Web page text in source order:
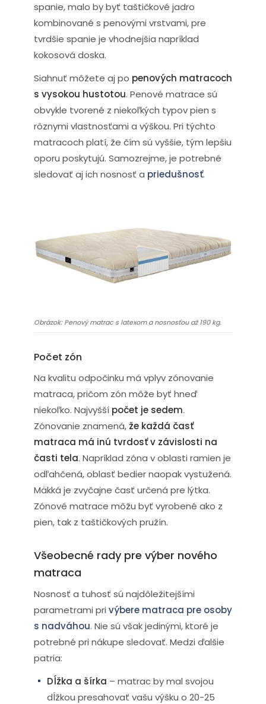
spanie, malo by byť taštičkové jadro
kombinované s penovými vrstvami, pre
tvrdšie spanie je vhodnejšia napríklad
kokosová doska.
Siahnuť môžete aj po penových matracoch
s vysokou hustotou. Penové matrace sú
obvykle tvorené z niekoľkých typov pien s
rôznymi vlastnosťami a výškou. Pri týchto
matracoch platí, že čím sú vyššie, tým lepšiu
oporu poskytujú. Samozrejme, je potrebné
sledovať aj ich nosnosť a priedušnosť.
Obrázok: Penový matrac s latexom a nosnosťou až 190 kg.
Počet zón
Na kvalitu odpočinku má vplyv zónovanie
matraca, pričom zón môže byť hneď
niekoľko. Najvyšší počet je sedem.
Zónovanie znamená, že každá časť
matraca má inú tvrdosť v závislosti na
časti tela. Napríklad zóna v oblasti ramien je
odľahčená, oblasť bedier naopak vystužená.
Mäkká je zvyčajne časť určená pre lýtka.
Zónové matrace môžu byť vyrobené ako z
pien, tak z taštičkových pružín.
Všeobecné rady pre výber nového
matraca
Nosnosť a tuhosť sú najdôležitejšími
parametrami pri výbere matraca pre osoby
s nadváhou. Nie sú však jedinými, ktoré je
potrebné pri nákupe sledovať. Medzi ďalšie
patria:
Dĺžka a šírka – matrac by mal svojou
dĺžkou presahovať vašu výšku o 20-25